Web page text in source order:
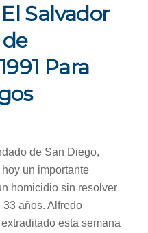
Salvador
Para
de San Diego,
un importante
homicidio sin resolver
años. Alfredo
esta semana